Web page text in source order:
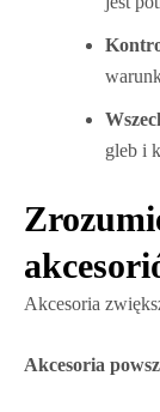
gleb i
Akcesoria
Akcesoria